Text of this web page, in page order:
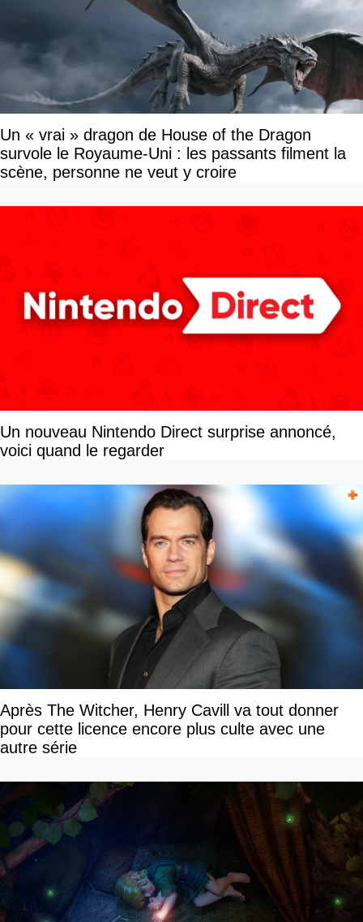
Un « vrai » dragon de House of the Dragon
survole le Royaume-Uni : les passants filment la
scène, personne ne veut y croire
Un nouveau Nintendo Direct surprise annoncé,
voici quand le regarder
Après The Witcher, Henry Cavill va tout donner
pour cette licence encore plus culte avec une
autre série